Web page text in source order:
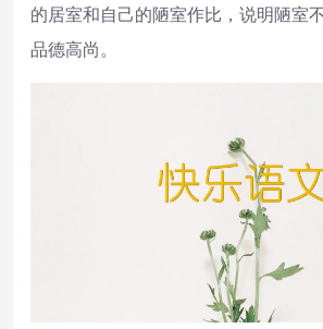
的居室和自己的陋室作比，说明陋室
品德高尚。